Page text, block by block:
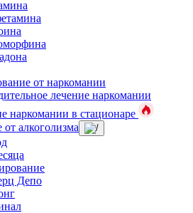
от наркомании
лечение наркомании
наркомании в стационаре
алкоголизма
Депо